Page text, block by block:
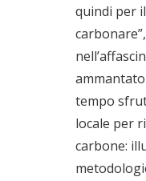
quindi per
tempo
locale per
carbone: